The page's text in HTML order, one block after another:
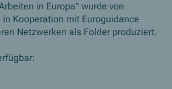
in Europa" wurde von
in Kooperation mit Euroguidance
Netzwerken als Folder produziert.